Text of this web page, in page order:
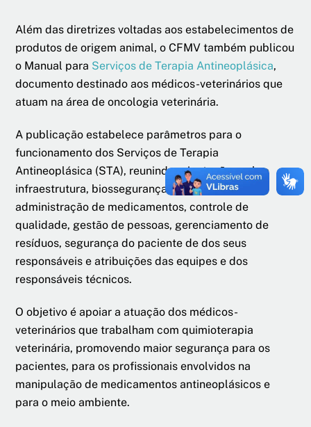
Além das diretrizes voltadas aos estabelecimentos de
produtos de origem animal, o CFMV também publicou
o Manual para Serviços de Terapia Antineoplásica,
documento destinado aos médicos-veterinários que
atuam na área de oncologia veterinária.
A publicação estabelece parâmetros para o
funcionamento dos Serviços de Terapia
Antineoplásica (STA), reunindo orientações sobre
infraestrutura, biossegurança, preparo e
administração de medicamentos, controle de
qualidade, gestão de pessoas, gerenciamento de
resíduos, segurança do paciente de dos seus
responsáveis e atribuições das equipes e dos
responsáveis técnicos.
O objetivo é apoiar a atuação dos médicos-
veterinários que trabalham com quimioterapia
veterinária, promovendo maior segurança para os
pacientes, para os profissionais envolvidos na
manipulação de medicamentos antineoplásicos e
para o meio ambiente.